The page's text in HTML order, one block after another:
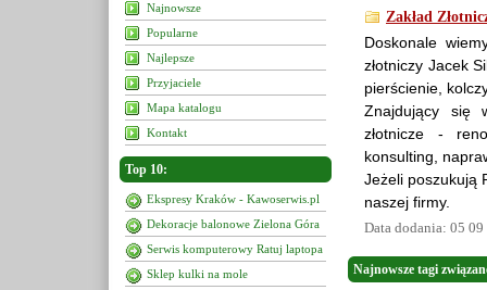
Najnowsze
Popularne
Najlepsze
Przyjaciele
Mapa katalogu
Kontakt
Top 10:
Ekspresy Kraków - Kawoserwis.pl
Dekoracje balonowe Zielona Góra
Serwis komputerowy Ratuj laptopa
Sklep kulki na mole
Zakład
Doskonale
złotniczy Jacek
pierścienie,
Znajdujący się
złotnicze -
konsulting,
Jeżeli poszukują
naszej firmy.
Data dodania: 05
Najnowsze tagi